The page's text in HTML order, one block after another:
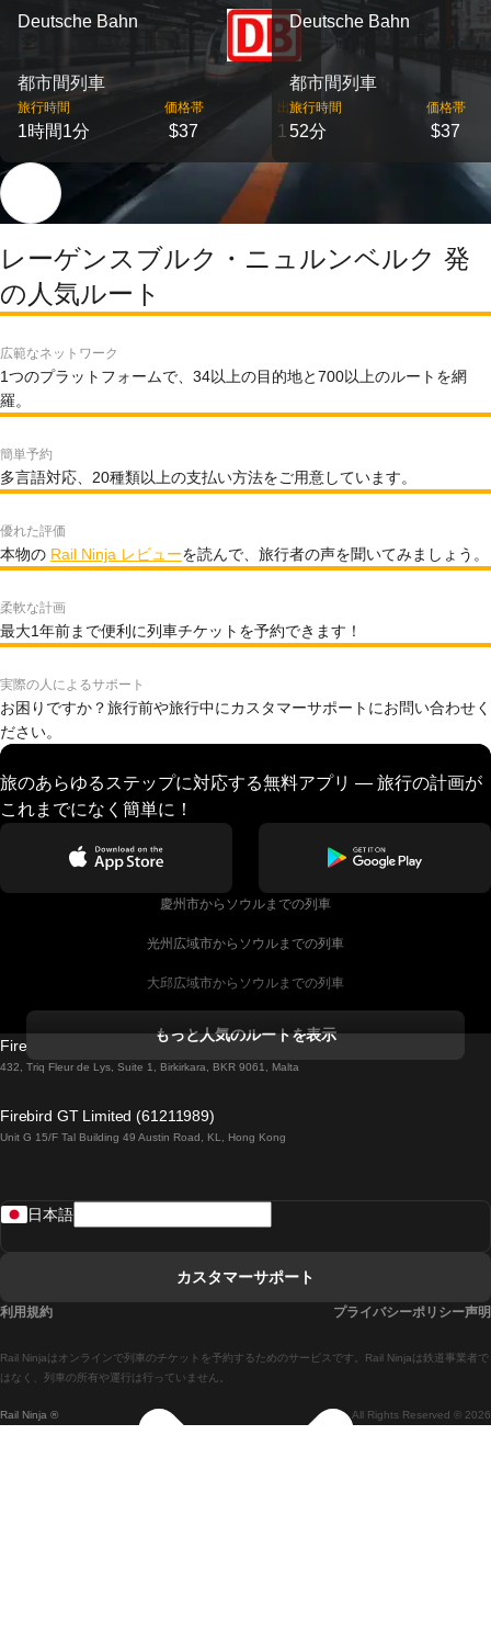
Deutsche Bahn
都市間列車
旅行時間
1時間1分
価格帯
$37
出発
1
Deutsche Bahn
都市間列車
旅行時間
52分
価格帯
$37
レーゲンスブルク・ニュルンベルク 発
の人気ルート
広範なネットワーク
1つのプラットフォームで、34以上の目的地と700以上のルートを網
羅。
簡単予約
多言語対応、20種類以上の支払い方法をご用意しています。
優れた評価
本物の Rail Ninja レビューを読んで、旅行者の声を聞いてみましょう。
柔軟な計画
最大1年前まで便利に列車チケットを予約できます！
実際の人によるサポート
お困りですか？旅行前や旅行中にカスタマーサポートにお問い合わせく
ださい。
旅のあらゆるステップに対応する無料アプリ — 旅行の計画が
これまでになく簡単に！
慶州市からソウルまでの列車
光州広域市からソウルまでの列車
大邱広域市からソウルまでの列車
ダブリンからゴールウェイまでの列車
ローマからナポリまでの列車
マドリードからセビリアまでの列車
マドリードからアリカンテまでの列車
もっと人気のルートを表示
Firebird GT Limited (OC 1451)
432, Triq Fleur de Lys, Suite 1, Birkirkara, BKR 9061, Malta
Firebird GT Limited (61211989)
Unit G 15/F Tal Building 49 Austin Road, KL, Hong Kong
Rail Ninja ® All Rights Reserved © 2026
Rail Ninjaはオンラインで列車のチケットを予約するためのサービスです。Rail Ninjaは鉄道事業者で
はなく、列車の所有や運行は行っていません。
日本語
カスタマーサポート
利用規約 プライバシーポリシー声明